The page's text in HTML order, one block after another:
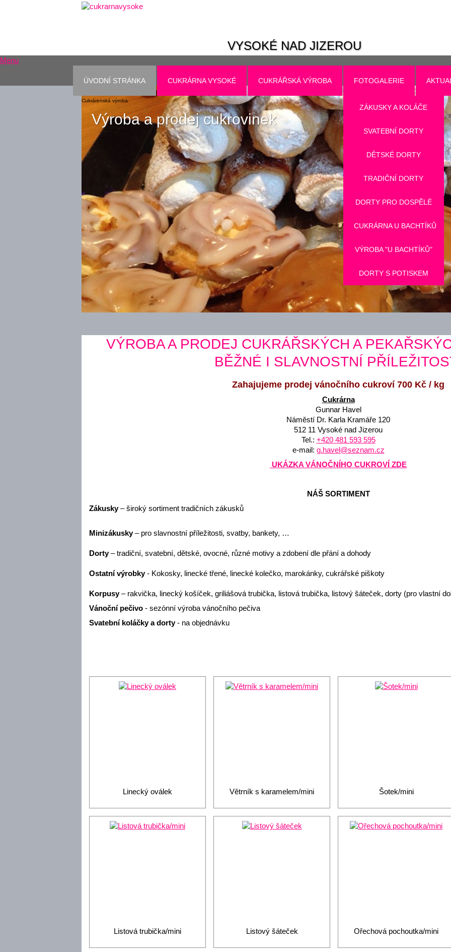
Menu
ÚVODNÍ STRÁNKA CUKRÁRNA VYSOKÉ CUKRÁŘSKÁ VÝROBA FOTOGALERIE
ZÁKUSKY A KOLÁČE
SVATEBNÍ DORTY
DĚTSKÉ DORTY
TRADIČNÍ DORTY
DORTY PRO DOSPĚLÉ
CUKRÁRNA U BACHTÍKŮ
VÝROBA "U BACHTÍKŮ"
DORTY S POTISKEM
Cukrárenská výroba
Výroba a prodej cukrovinek
VYSOKÉ NAD JIZEROU
VÝROBA A PRODEJ CUKRÁŘSKÝCH A
BĚŽNÉ I SLAVNOSTNÍ
Zahajujeme prodej vánočního cukroví 700 Kč / kg
Cukrárna
Gunnar Havel
Náměstí Dr. Karla Kramáře 120
512 11 Vysoké nad Jizerou
Tel.: +420 481 593 595
e-mail: g.havel@seznam.cz
UKÁZKA VÁNOČNÍHO CUKROVÍ ZDE
NÁŠ SORTIMENT
Zákusky– široký sortiment tradičních zákusků
Minizákusky– pro slavnostní příležitosti, svatby, bankety, …
Dorty– tradiční, svatební, dětské, ovocné, různé motivy a zdobení dle přání a dohody
Ostatní výrobky- Kokosky, linecké třené, linecké kolečko, marokánky, cukrářské piškoty
Korpusy– rakvička, linecký košíček, griliášová trubička, listová trubička, listový šáteček, dorty (pro vlastní
Vánoční pečivo - sezónní výroba vánočního pečiva
Svatební koláčky a dorty- na objednávku
Linecký oválek Větrník s karamelem/mini Šotek/mini
Listová trubička/mini Listový šáteček Ořechová pochoutka/mini